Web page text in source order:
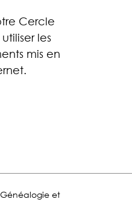
Cercle
les
mis en
Généalogie et